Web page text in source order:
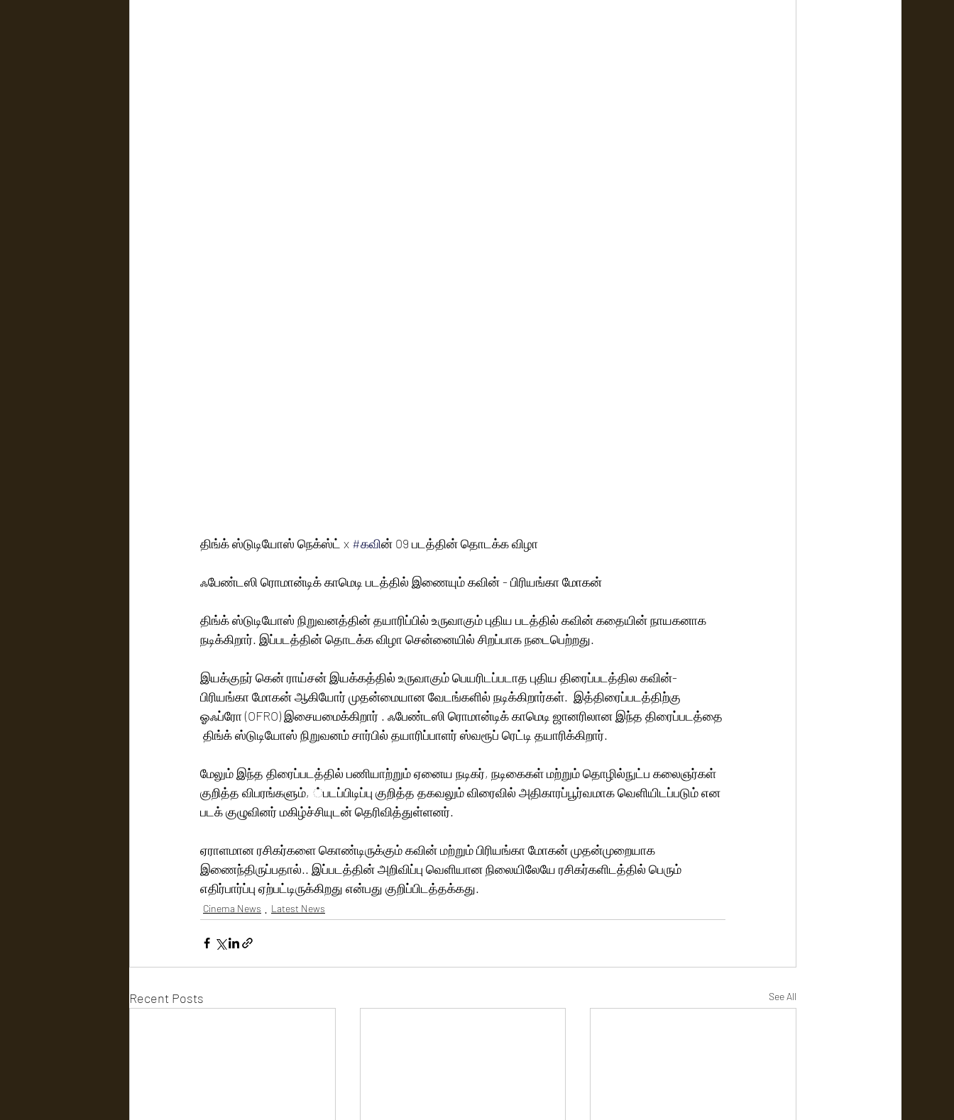
திங்க் ஸ்டுடியோஸ் நெக்ஸ்ட் x #கவின் 09 படத்தின் தொடக்க விழா
ஃபேண்டஸி ரொமான்டிக் காமெடி படத்தில் இணையும் கவின் - பிரியங்கா மோகன்
திங்க் ஸ்டுடியோஸ் நிறுவனத்தின் தயாரிப்பில் உருவாகும் புதிய படத்தில் கவின் கதையின் நாயகனாக
நடிக்கிறார். இப்படத்தின் தொடக்க விழா சென்னையில் சிறப்பாக நடைபெற்றது.
இயக்குநர் கென் ராய்சன் இயக்கத்தில் உருவாகும் பெயரிடப்படாத புதிய திரைப்படத்தில கவின்-
பிரியங்கா மோகன் ஆகியோர் முதன்மையான வேடங்களில் நடிக்கிறார்கள்.  இத்திரைப்படத்திற்கு
ஓஃப்ரோ (OFRO) இசையமைக்கிறார் . ஃபேண்டஸி ரொமான்டிக் காமெடி ஜானரிலான இந்த திரைப்படத்தை
திங்க் ஸ்டுடியோஸ் நிறுவனம் சார்பில் தயாரிப்பாளர் ஸ்வரூப் ரெட்டி தயாரிக்கிறார்.
மேலும் இந்த திரைப்படத்தில் பணியாற்றும் ஏனைய நடிகர், நடிகைகள் மற்றும் தொழில்நுட்ப கலைஞர்கள்
குறித்த விபரங்களும், ்படப்பிடிப்பு குறித்த தகவலும் விரைவில் அதிகாரப்பூர்வமாக வெளியிடப்படும் என
படக் குழுவினர் மகிழ்ச்சியுடன் தெரிவித்துள்ளனர்.
ஏராளமான ரசிகர்களை கொண்டிருக்கும் கவின் மற்றும் பிரியங்கா மோகன் முதன்முறையாக
இணைந்திருப்பதால்.. இப்படத்தின் அறிவிப்பு வெளியான நிலையிலேயே ரசிகர்களிடத்தில் பெரும்
எதிர்பார்ப்பு ஏற்பட்டிருக்கிறது என்பது குறிப்பிடத்தக்கது.
Cinema News Latest News
Recent Posts See All